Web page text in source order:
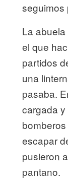
seguimos
La
el que
partidos
una
pasaba.
cargada
escapar
pusieron
pantano.